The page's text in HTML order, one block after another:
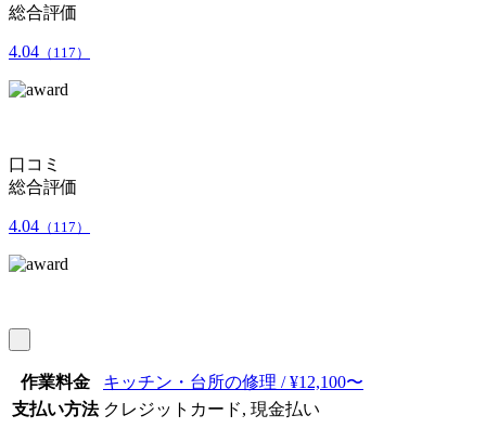
総合評価
4.04 （117）
口コミ
総合評価
4.04 （117）
作業料金
キッチン・台所の修理 / ¥12,100〜
支払い方法 クレジットカード, 現金払い